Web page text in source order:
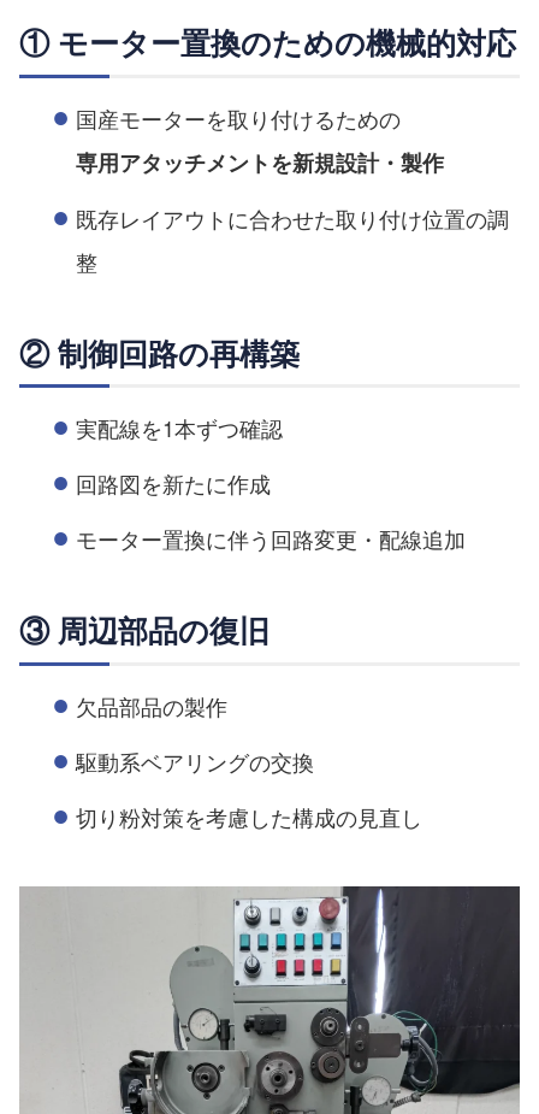
① モーター置換のための機械的対応
国産モーターを取り付けるための
専用アタッチメントを新規設計・製作
既存レイアウトに合わせた取り付け位置の調
整
② 制御回路の再構築
実配線を1本ずつ確認
回路図を新たに作成
モーター置換に伴う回路変更・配線追加
③ 周辺部品の復旧
欠品部品の製作
駆動系ベアリングの交換
切り粉対策を考慮した構成の見直し